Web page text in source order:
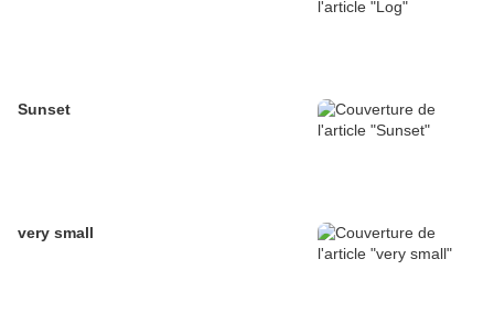
Sunset
very small